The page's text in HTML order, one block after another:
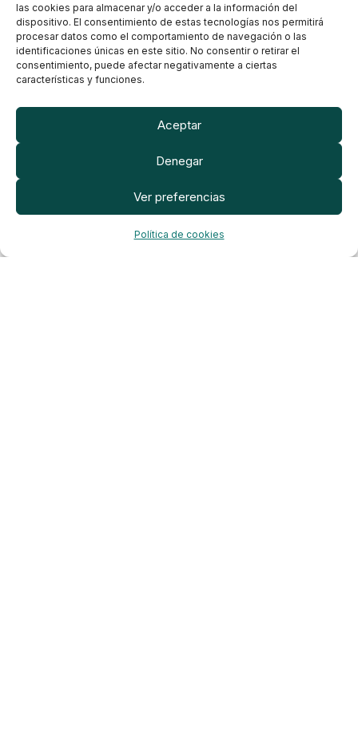
las cookies para almacenar y/o acceder a la información del
dispositivo. El consentimiento de estas tecnologías nos permitirá
procesar datos como el comportamiento de navegación o las
identificaciones únicas en este sitio. No consentir o retirar el
consentimiento, puede afectar negativamente a ciertas
características y funciones.
Aceptar
Denegar
Ver preferencias
Política de cookies